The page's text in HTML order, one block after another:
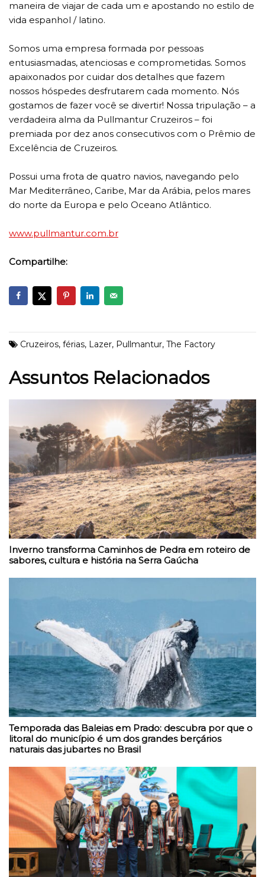
maneira de viajar de cada um e apostando no estilo de
vida espanhol / latino.
Somos uma empresa formada por pessoas
entusiasmadas, atenciosas e comprometidas. Somos
apaixonados por cuidar dos detalhes que fazem
nossos hóspedes desfrutarem cada momento. Nós
gostamos de fazer você se divertir! Nossa tripulação – a
verdadeira alma da Pullmantur Cruzeiros – foi
premiada por dez anos consecutivos com o Prêmio de
Excelência de Cruzeiros.
Possui uma frota de quatro navios, navegando pelo
Mar Mediterrâneo, Caribe, Mar da Arábia, pelos mares
do norte da Europa e pelo Oceano Atlântico.
www.pullmantur.com.br
Compartilhe:
Cruzeiros, férias, Lazer, Pullmantur, The Factory
Assuntos Relacionados
Inverno transforma Caminhos de Pedra em roteiro de
sabores, cultura e história na Serra Gaúcha
Temporada das Baleias em Prado: descubra por que o
litoral do município é um dos grandes berçários
naturais das jubartes no Brasil